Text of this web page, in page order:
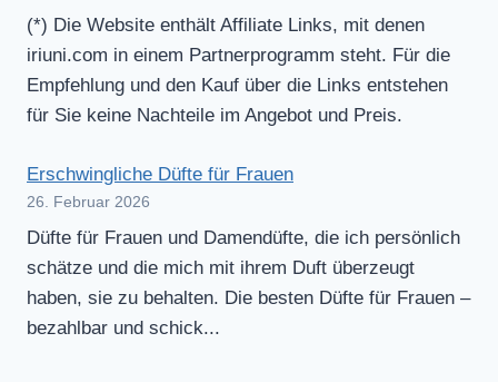
(*) Die Website enthält Affiliate Links, mit denen
iriuni.com in einem Partnerprogramm steht. Für die
Empfehlung und den Kauf über die Links entstehen
für Sie keine Nachteile im Angebot und Preis.
Erschwingliche Düfte für Frauen
26. Februar 2026
Düfte für Frauen und Damendüfte, die ich persönlich
schätze und die mich mit ihrem Duft überzeugt
haben, sie zu behalten. Die besten Düfte für Frauen –
bezahlbar und schick...